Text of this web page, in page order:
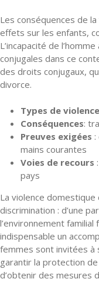
Les conséquences de
effets sur les enfants,
L’incapacité de
conjugales dans ce
des droits conjugaux,
divorce.
Types de violence
Conséquences:
Preuves exigées
mains courantes
Voies de recours
pays
La violence
discrimination : d’une
l’environnement
indispensable un
femmes sont invitées à
garantir la protection
d’obtenir des mesures